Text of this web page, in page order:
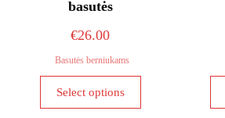
basutės
€26.00
Basutės berniukams
Select options
This